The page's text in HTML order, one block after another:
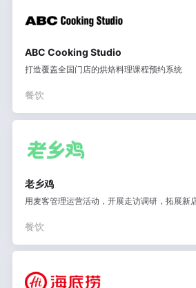
ABC Cooking Studio
打造覆盖全国门店的烘焙料理课程预约系统
餐饮
老乡鸡
用麦客管理运营活动，开展走访调研，拓展新
餐饮